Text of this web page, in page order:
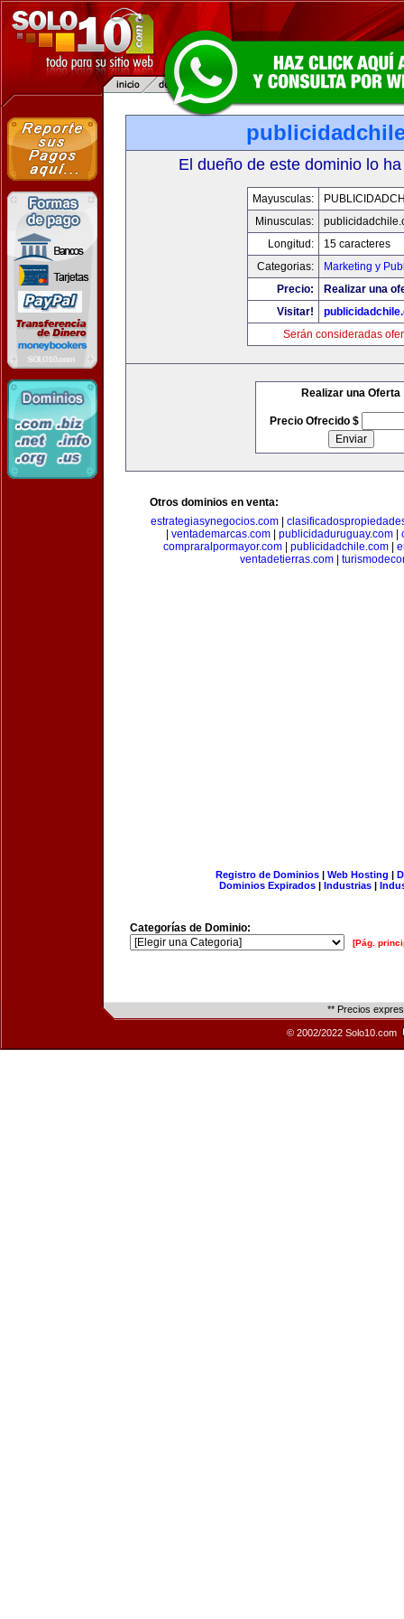
El dueño de este dominio lo
Mayusculas:
Minusculas:
Longitud:
15 caracteres
Categorias:
Marketing y
Precio:
Realizar una
Visitar!
Serán consideradas
Realizar una Oferta
Precio Ofrecido $
Otros dominios en venta:
estrategiasynegocios.com|
ventademarcas.com publicidaduruguay.com
compraralpormayor.com| publicidadchile.com|
ventadetierras.com
Registro de Dominios| Web Hosting |
Dominios Expirados | Industrias |
Categorías de Dominio:
[Pág.
** Precios
© 2002/2022 Solo10.com